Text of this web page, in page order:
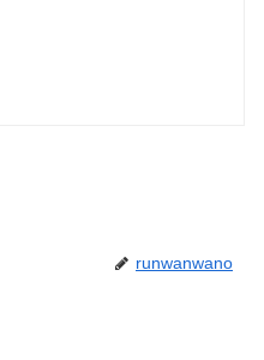
runwanwano